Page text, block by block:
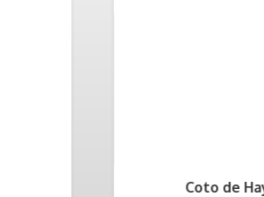
Coto de Hayas Viñas